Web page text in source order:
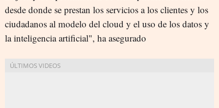
desde donde se prestan los servicios a los clientes y los
ciudadanos al modelo del cloud y el uso de los datos y
la inteligencia artificial", ha asegurado